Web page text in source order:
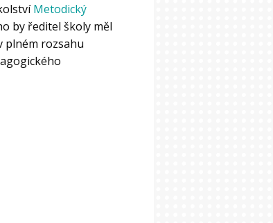
Metodický
by ředitel školy měl
plném rozsahu